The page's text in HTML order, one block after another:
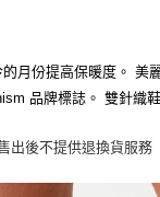
月份提高保暖度。
品牌標誌。 雙針織
後不提供退換貨服務